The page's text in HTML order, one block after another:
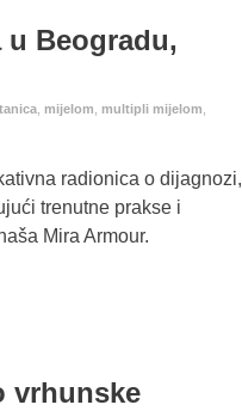
Beogradu,
mijelom multipli mijelom
radionica o dijagnozi,
trenutne prakse i
Mira Armour.
vrhunske